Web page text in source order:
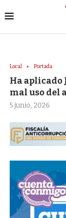
Local Portada
Ha aplicado
mal uso del
5 junio, 2026